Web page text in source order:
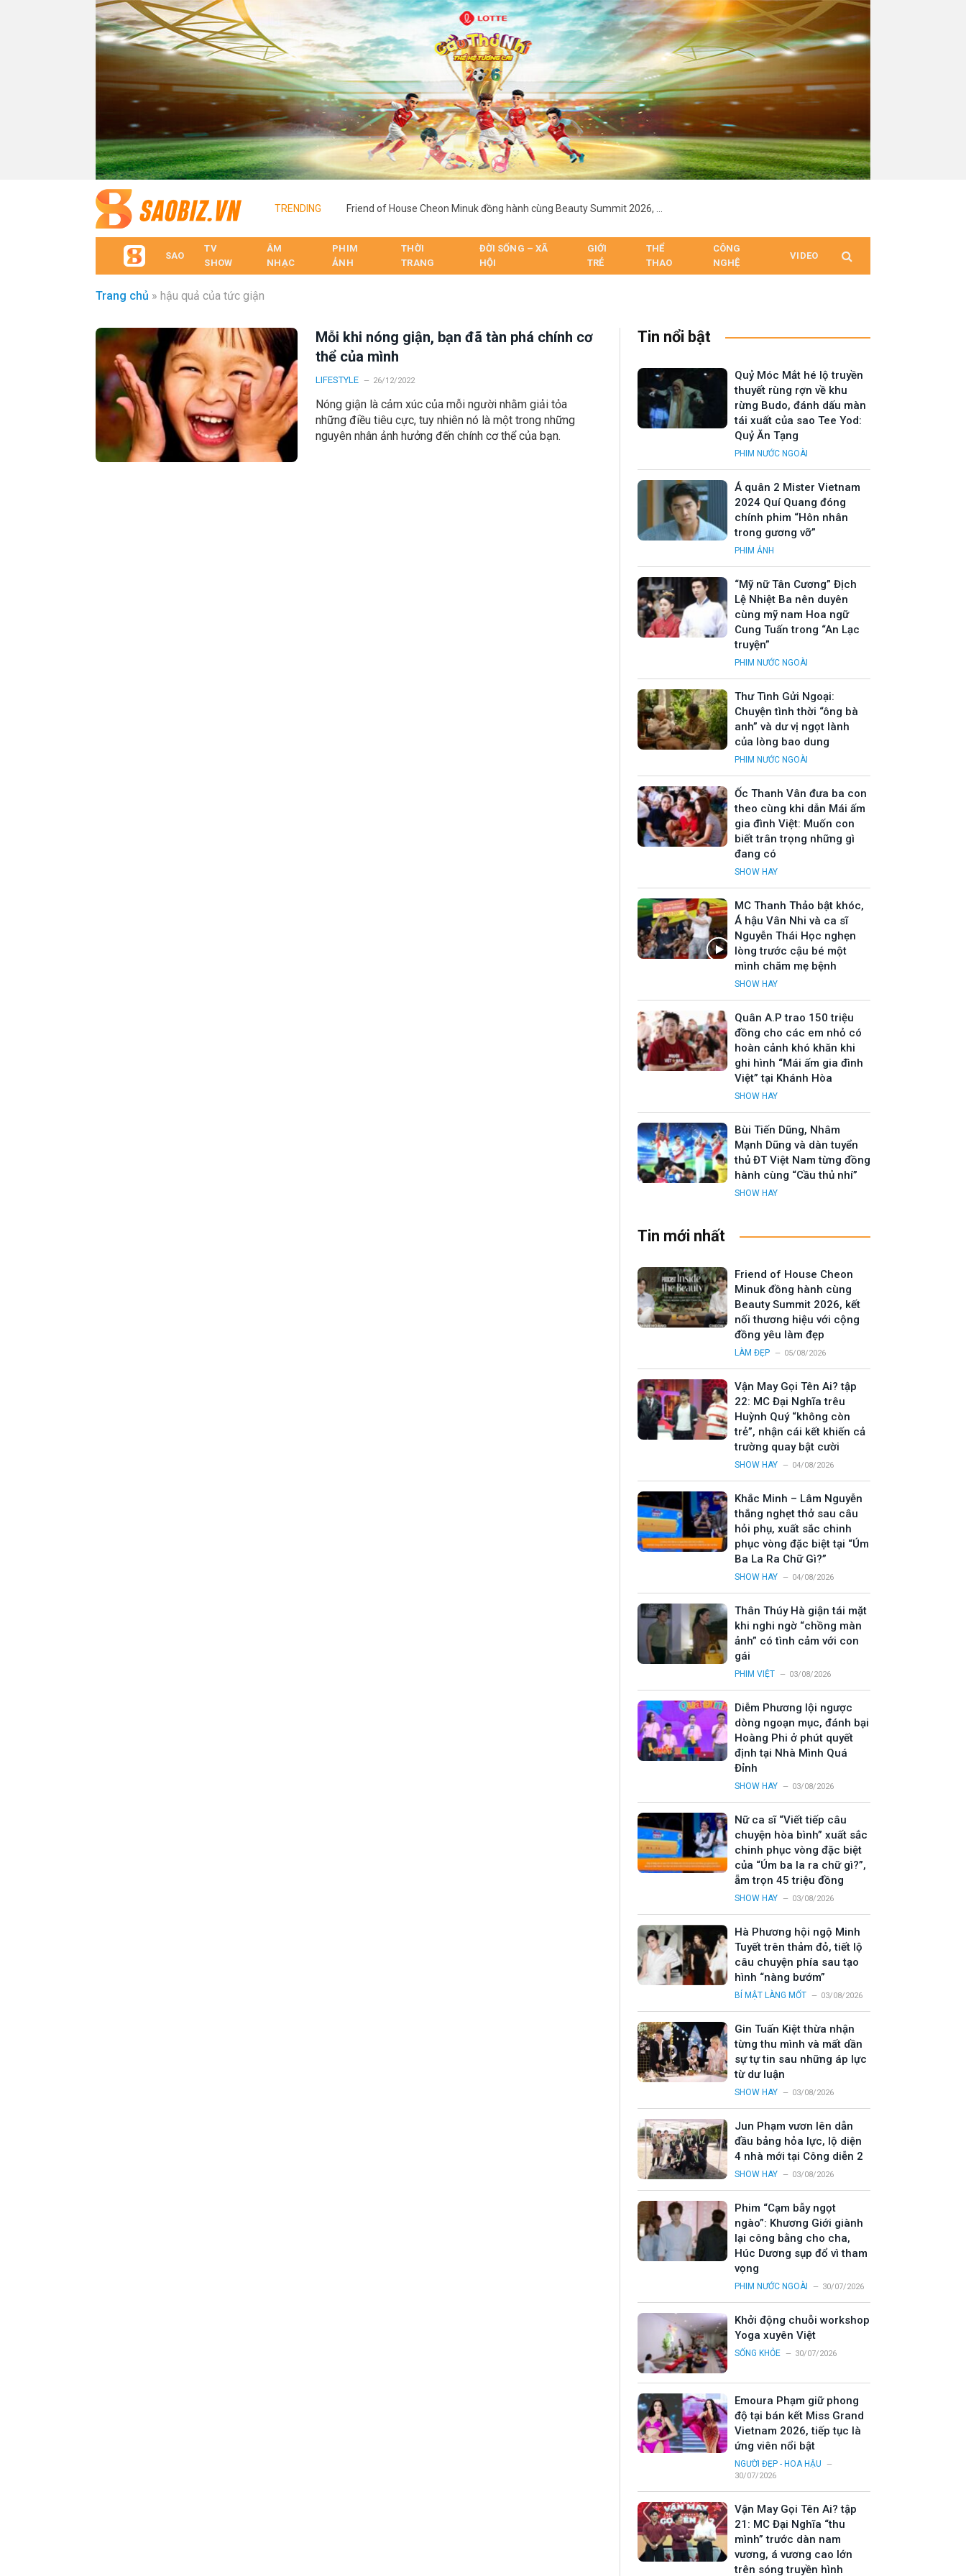
TRENDING
SAO
TV
SHOW
ÂM
NHẠC
PHIM
ẢNH
THỜI
TRANG
ĐỜI SỐNG – XÃ
HỘI
GIỚI
TRẺ
THỂ
THAO
CÔNG
NGHỆ
VIDEO
Trang chủ » hậu quả của tức giận
Mỗi khi nóng giận, bạn đã tàn phá chính cơ
thể của mình
LIFESTYLE 26/12/2022
Nóng giận là cảm xúc của mỗi người nhằm giải tỏa
những điều tiêu cực, tuy nhiên nó là một trong những
nguyên nhân ảnh hưởng đến chính cơ thể của bạn.
Tin nổi bật
Quỷ Móc Mắt hé lộ truyền
thuyết rùng rợn về khu
rừng Budo, đánh dấu màn
tái xuất của sao Tee Yod:
Quỷ Ăn Tạng
PHIM NƯỚC NGOÀI
Á quân 2 Mister Vietnam
2024 Quí Quang đóng
chính phim “Hôn nhân
trong gương vỡ”
PHIM ẢNH
“Mỹ nữ Tân Cương” Địch
Lệ Nhiệt Ba nên duyên
cùng mỹ nam Hoa ngữ
Cung Tuấn trong “An Lạc
truyện”
PHIM NƯỚC NGOÀI
Thư Tình Gửi Ngoại:
Chuyện tình thời “ông bà
anh” và dư vị ngọt lành
của lòng bao dung
PHIM NƯỚC NGOÀI
Ốc Thanh Vân đưa ba con
theo cùng khi dẫn Mái ấm
gia đình Việt: Muốn con
biết trân trọng những gì
đang có
SHOW HAY
MC Thanh Thảo bật khóc,
Á hậu Vân Nhi và ca sĩ
Nguyễn Thái Học nghẹn
lòng trước cậu bé một
mình chăm mẹ bệnh
SHOW HAY
Quân A.P trao 150 triệu
đồng cho các em nhỏ có
hoàn cảnh khó khăn khi
ghi hình “Mái ấm gia đình
Việt” tại Khánh Hòa
SHOW HAY
Bùi Tiến Dũng, Nhâm
Mạnh Dũng và dàn tuyển
thủ ĐT Việt Nam từng đồng
hành cùng “Cầu thủ nhí”
SHOW HAY
Tin mới nhất
Friend of House Cheon
Minuk đồng hành cùng
Beauty Summit 2026, kết
nối thương hiệu với cộng
đồng yêu làm đẹp
LÀM ĐẸP 05/08/2026
Vận May Gọi Tên Ai? tập
22: MC Đại Nghĩa trêu
Huỳnh Quý “không còn
trẻ”, nhận cái kết khiến cả
trường quay bật cười
SHOW HAY 04/08/2026
Khắc Minh – Lâm Nguyễn
thắng nghẹt thở sau câu
hỏi phụ, xuất sắc chinh
phục vòng đặc biệt tại “Úm
Ba La Ra Chữ Gì?”
SHOW HAY 04/08/2026
Thân Thúy Hà giận tái mặt
khi nghi ngờ “chồng màn
ảnh” có tình cảm với con
gái
PHIM VIỆT 03/08/2026
Diễm Phương lội ngược
dòng ngoạn mục, đánh bại
Hoàng Phi ở phút quyết
định tại Nhà Mình Quá
Đỉnh
SHOW HAY 03/08/2026
Nữ ca sĩ “Viết tiếp câu
chuyện hòa bình” xuất sắc
chinh phục vòng đặc biệt
của “Úm ba la ra chữ gì?”,
ẵm trọn 45 triệu đồng
SHOW HAY 03/08/2026
Hà Phương hội ngộ Minh
Tuyết trên thảm đỏ, tiết lộ
câu chuyện phía sau tạo
hình “nàng bướm”
BÍ MẬT LÀNG MỐT 03/08/2026
Gin Tuấn Kiệt thừa nhận
từng thu mình và mất dần
sự tự tin sau những áp lực
từ dư luận
SHOW HAY 03/08/2026
Jun Phạm vươn lên dẫn
đầu bảng hỏa lực, lộ diện
4 nhà mới tại Công diễn 2
SHOW HAY 03/08/2026
Phim “Cạm bẫy ngọt
ngào”: Khương Giới giành
lại công bằng cho cha,
Húc Dương sụp đổ vì tham
vọng
PHIM NƯỚC NGOÀI 30/07/2026
Khởi động chuỗi workshop
Yoga xuyên Việt
SỐNG KHỎE 30/07/2026
Emoura Phạm giữ phong
độ tại bán kết Miss Grand
Vietnam 2026, tiếp tục là
ứng viên nổi bật
NGƯỜI ĐẸP - HOA HẬU
30/07/2026
Vận May Gọi Tên Ai? tập
21: MC Đại Nghĩa “thu
mình” trước dàn nam
vương, á vương cao lớn
trên sóng truyền hình